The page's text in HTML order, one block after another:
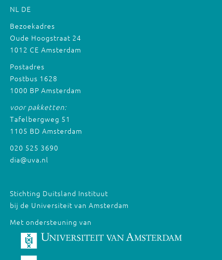
NL DE
Bezoekadres
Oude Hoogstraat 24
1012 CE Amsterdam
Postadres
Postbus 1628
1000 BP Amsterdam
voor pakketten:
Tafelbergweg 51
1105 BD Amsterdam
020 525 3690
dia@uva.nl
Stichting Duitsland Instituut
bij de Universiteit van Amsterdam
Met ondersteuning van